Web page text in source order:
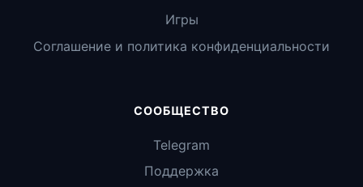
Игры
Соглашение и политика конфиденциальности
СООБЩЕСТВО
Telegram
Поддержка